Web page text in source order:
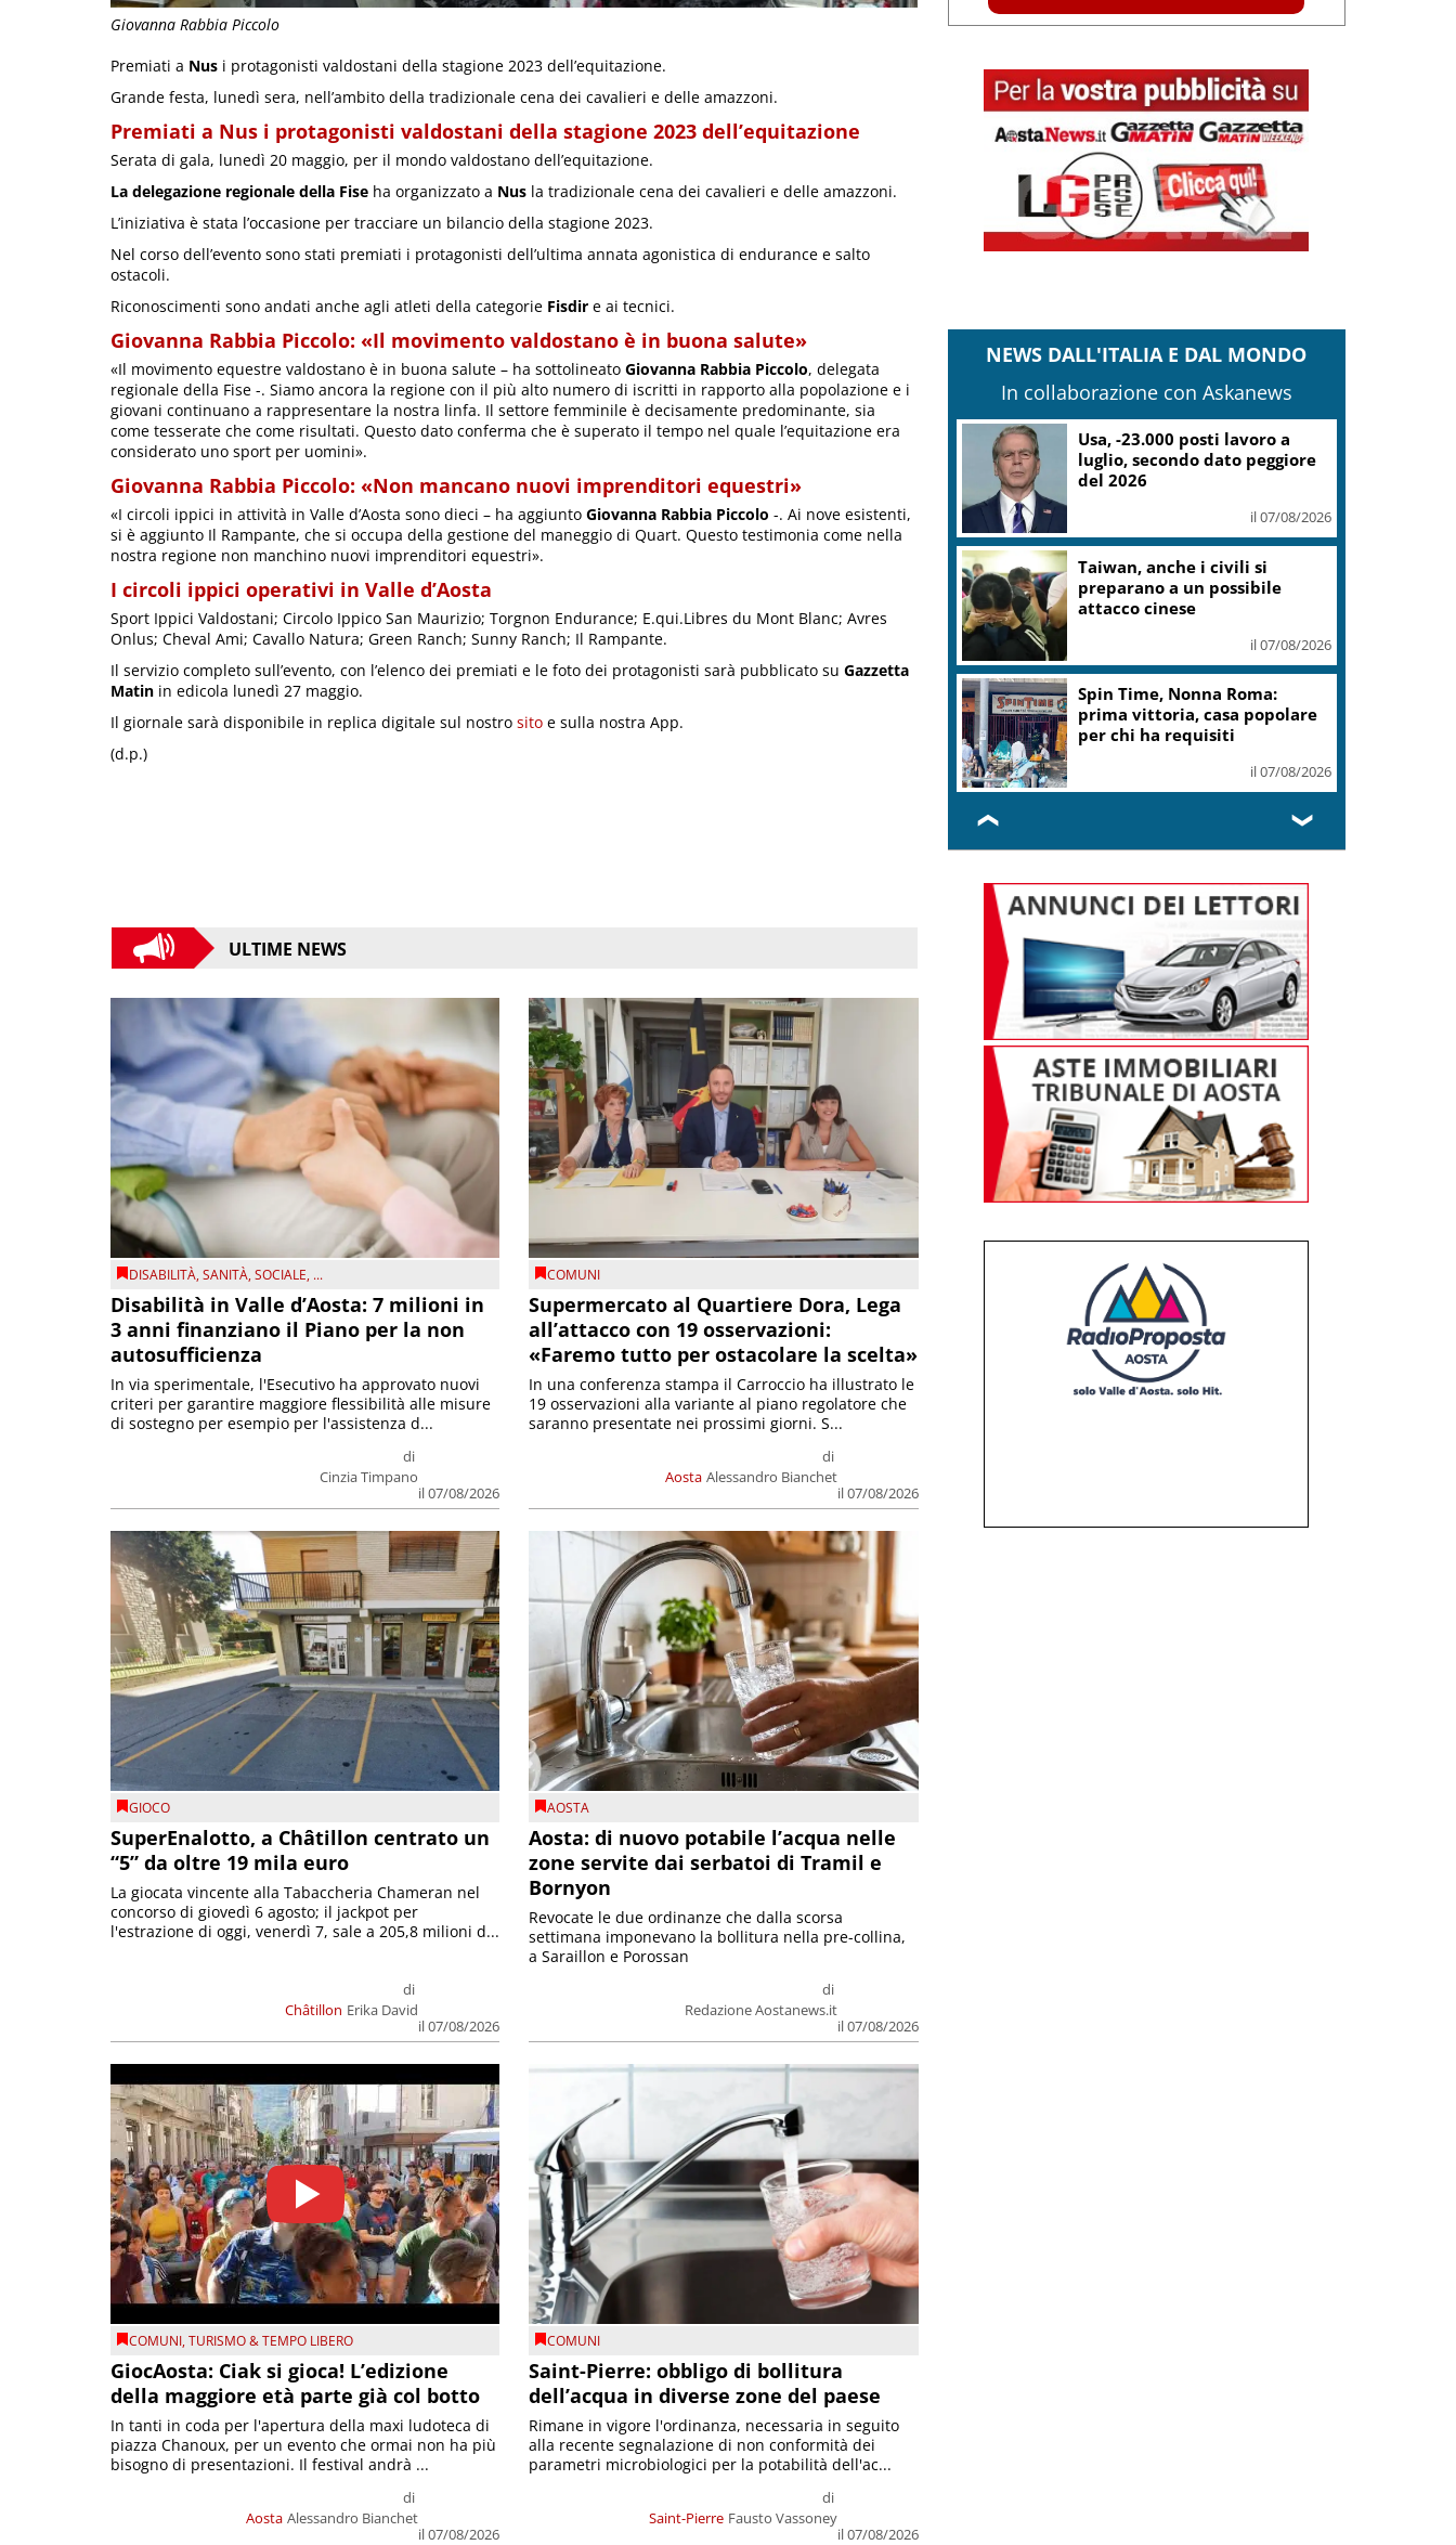
Giovanna Rabbia Piccolo
Premiati a Nus i protagonisti valdostani della stagione 2023 dell’equitazione.
Grande festa, lunedì sera, nell’ambito della tradizionale cena dei cavalieri e delle amazzoni.
Premiati a Nus i protagonisti valdostani della stagione 2023 dell’equitazione
Serata di gala, lunedì 20 maggio, per il mondo valdostano dell’equitazione.
La delegazione regionale della Fise ha organizzato a Nus la tradizionale cena dei cavalieri e delle amazzoni.
L’iniziativa è stata l’occasione per tracciare un bilancio della stagione 2023.
Nel corso dell’evento sono stati premiati i protagonisti dell’ultima annata agonistica di endurance e salto
ostacoli.
Riconoscimenti sono andati anche agli atleti della categorie Fisdir e ai tecnici.
Giovanna Rabbia Piccolo: «Il movimento valdostano è in buona salute»
«Il movimento equestre valdostano è in buona salute – ha sottolineato Giovanna Rabbia Piccolo, delegata
regionale della Fise -. Siamo ancora la regione con il più alto numero di iscritti in rapporto alla popolazione e i
giovani continuano a rappresentare la nostra linfa. Il settore femminile è decisamente predominante, sia
come tesserate che come risultati. Questo dato conferma che è superato il tempo nel quale l’equitazione era
considerato uno sport per uomini».
Giovanna Rabbia Piccolo: «Non mancano nuovi imprenditori equestri»
«I circoli ippici in attività in Valle d’Aosta sono dieci – ha aggiunto Giovanna Rabbia Piccolo -. Ai nove esistenti,
si è aggiunto Il Rampante, che si occupa della gestione del maneggio di Quart. Questo testimonia come nella
nostra regione non manchino nuovi imprenditori equestri».
I circoli ippici operativi in Valle d’Aosta
Sport Ippici Valdostani; Circolo Ippico San Maurizio; Torgnon Endurance; E.qui.Libres du Mont Blanc; Avres
Onlus; Cheval Ami; Cavallo Natura; Green Ranch; Sunny Ranch; Il Rampante.
Il servizio completo sull’evento, con l’elenco dei premiati e le foto dei protagonisti sarà pubblicato su Gazzetta
Matin in edicola lunedì 27 maggio.
Il giornale sarà disponibile in replica digitale sul nostro sito e sulla nostra App.
(d.p.)
ULTIME NEWS
DISABILITÀ,SANITÀ,SOCIALE, ...
Disabilità in Valle d’Aosta: 7 milioni in
3 anni finanziano il Piano per la non
autosufficienza
di
Cinzia Timpano
il 07/08/2026
In via sperimentale, l'Esecutivo ha approvato nuovi
criteri per garantire maggiore flessibilità alle misure
di sostegno per esempio per l'assistenza d...
COMUNI
Supermercato al Quartiere Dora, Lega
all’attacco con 19 osservazioni:
«Faremo tutto per ostacolare la scelta»
Aosta
di
Alessandro Bianchet
il 07/08/2026
In una conferenza stampa il Carroccio ha illustrato le
19 osservazioni alla variante al piano regolatore che
saranno presentate nei prossimi giorni. S...
GIOCO
SuperEnalotto, a Châtillon centrato un
“5” da oltre 19 mila euro
Châtillon
di
Erika David
il 07/08/2026
La giocata vincente alla Tabaccheria Chameran nel
concorso di giovedì 6 agosto; il jackpot per
l'estrazione di oggi, venerdì 7, sale a 205,8 milioni d...
AOSTA
Aosta: di nuovo potabile l’acqua nelle
zone servite dai serbatoi di Tramil e
Bornyon
di
Redazione Aostanews.it
il 07/08/2026
Revocate le due ordinanze che dalla scorsa
settimana imponevano la bollitura nella pre-collina,
a Saraillon e Porossan
COMUNI,TURISMO & TEMPO LIBERO
GiocAosta: Ciak si gioca! L’edizione
della maggiore età parte già col botto
Aosta
di
Alessandro Bianchet
il 07/08/2026
In tanti in coda per l'apertura della maxi ludoteca di
piazza Chanoux, per un evento che ormai non ha più
bisogno di presentazioni. Il festival andrà ...
COMUNI
Saint-Pierre: obbligo di bollitura
dell’acqua in diverse zone del paese
Saint-Pierre
di
Fausto Vassoney
il 07/08/2026
Rimane in vigore l'ordinanza, necessaria in seguito
alla recente segnalazione di non conformità dei
parametri microbiologici per la potabilità dell'ac...
NEWS DALL'ITALIA E DAL MONDO
In collaborazione con Askanews
Usa, -23.000 posti lavoro a
luglio, secondo dato peggiore
del 2026
il 07/08/2026
Taiwan, anche i civili si
preparano a un possibile
attacco cinese
il 07/08/2026
Spin Time, Nonna Roma:
prima vittoria, casa popolare
per chi ha requisiti
il 07/08/2026
❮ ❯